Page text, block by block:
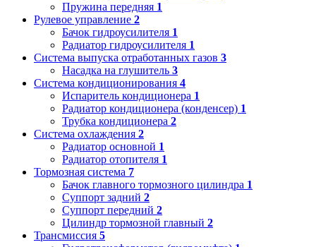
Пружина передняя 1
Рулевое управление 2
Бачок гидроусилителя 1
Радиатор гидроусилителя 1
Система выпуска отработанных газов 3
Насадка на глушитель 3
Система кондиционирования 4
Испаритель кондиционера 1
Радиатор кондиционера (конденсер) 1
Трубка кондиционера 2
Система охлаждения 2
Радиатор основной 1
Радиатор отопителя 1
Тормозная система 7
Бачок главного тормозного цилиндра 1
Суппорт задний 2
Суппорт передний 2
Цилиндр тормозной главный 2
Трансмиссия 5